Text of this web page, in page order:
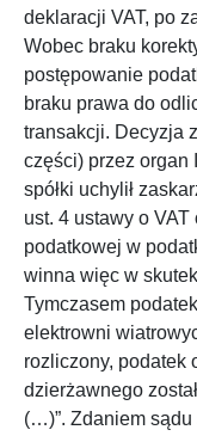
deklaracji VAT, po
Wobec braku
postępowanie
braku prawa do
transakcji. Decyzja
części) przez organ
spółki uchylił
ust. 4 ustawy o
podatkowej w
winna więc w
Tymczasem
elektrowni
rozliczony, podatek
dzierżawnego
(…)”. Zdaniem sądu